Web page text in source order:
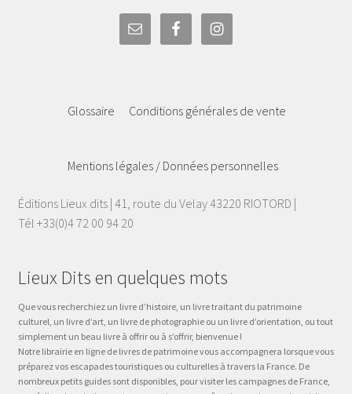
Glossaire Conditions générales de vente
Mentions légales / Données personnelles
Éditions Lieux dits | 41, route du Velay 43220 RIOTORD |
Tél +33(0)4 72 00 94 20
Lieux Dits en quelques mots
Que vous recherchiez un livre d’histoire, un livre traitant du patrimoine
culturel, un livre d’art, un livre de photographie ou un livre d’orientation, ou tout
simplement un beau livre à offrir ou à s’offrir, bienvenue !
Notre librairie en ligne de livres de patrimoine vous accompagnera lorsque vous
préparez vos escapades touristiques ou culturelles à travers la France. De
nombreux petits guides sont disponibles, pour visiter les campagnes de France,